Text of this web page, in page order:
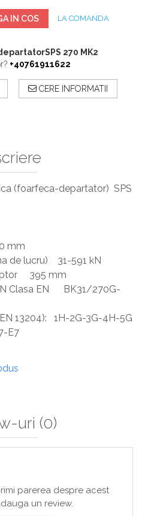
IN COS LA COMANDA
270 MK2
+40761911622
CERE INFORMATII
(foarfeca-departator) SPS
mm
de lucru) 31-591 kN
395 mm
Clasa EN BK31/270G-
13204): 1H-2G-3G-4H-5G
E7
uri (0)
parerea despre acest
un review.